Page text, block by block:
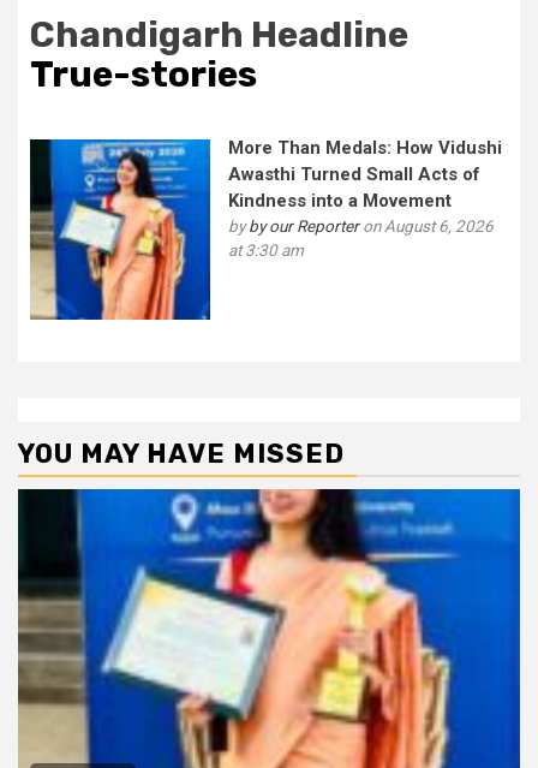
Chandigarh Headline
True-stories
More Than Medals: How Vidushi
Awasthi Turned Small Acts of
Kindness into a Movement
byby our Reporteron August 6, 2026
at 3:30 am
YOU MAY HAVE MISSED